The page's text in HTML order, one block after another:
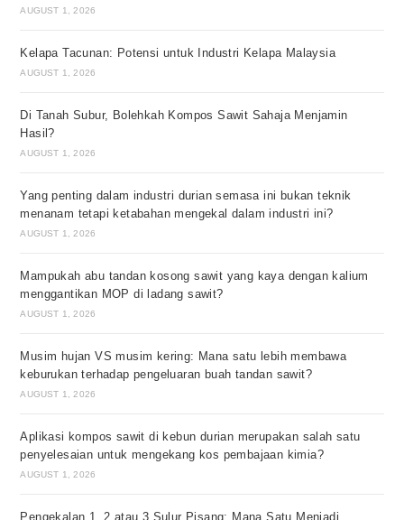
AUGUST 1, 2026
Kelapa Tacunan: Potensi untuk Industri Kelapa Malaysia
AUGUST 1, 2026
Di Tanah Subur, Bolehkah Kompos Sawit Sahaja Menjamin
Hasil?
AUGUST 1, 2026
Yang penting dalam industri durian semasa ini bukan teknik
menanam tetapi ketabahan mengekal dalam industri ini?
AUGUST 1, 2026
Mampukah abu tandan kosong sawit yang kaya dengan kalium
menggantikan MOP di ladang sawit?
AUGUST 1, 2026
Musim hujan VS musim kering: Mana satu lebih membawa
keburukan terhadap pengeluaran buah tandan sawit?
AUGUST 1, 2026
Aplikasi kompos sawit di kebun durian merupakan salah satu
penyelesaian untuk mengekang kos pembajaan kimia?
AUGUST 1, 2026
Pengekalan 1, 2 atau 3 Sulur Pisang: Mana Satu Menjadi